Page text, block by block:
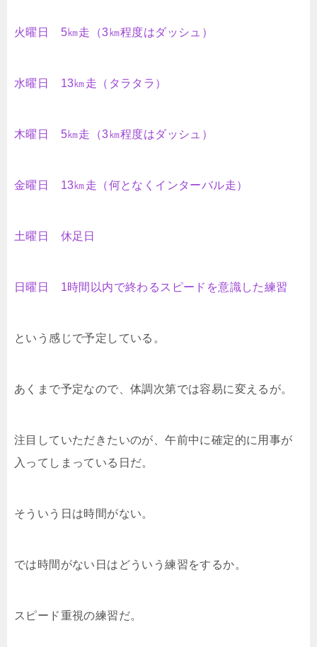
火曜日 5㎞走（3㎞程度はダッシュ）
水曜日 13㎞走（タラタラ）
木曜日 5㎞走（3㎞程度はダッシュ）
金曜日 13㎞走（何となくインターバル走）
土曜日 休足日
日曜日 1時間以内で終わるスピードを意識した練習
という感じで予定している。
あくまで予定なので、体調次第では容易に変えるが。
注目していただきたいのが、午前中に確定的に用事が
入ってしまっている日だ。
そういう日は時間がない。
では時間がない日はどういう練習をするか。
スピード重視の練習だ。